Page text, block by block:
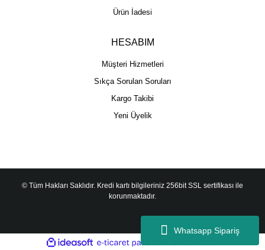
Whatsapp Sipariş
Ürün İadesi
HESABIM
Müşteri Hizmetleri
Sıkça Sorulan Soruları
Kargo Takibi
Yeni Üyelik
© Tüm Hakları Saklıdır. Kredi kartı bilgileriniz 256bit SSL sertifikası ile
korunmaktadır.
ideasoft